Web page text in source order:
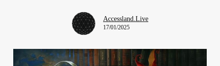
Accessland.Live
17/01/2025